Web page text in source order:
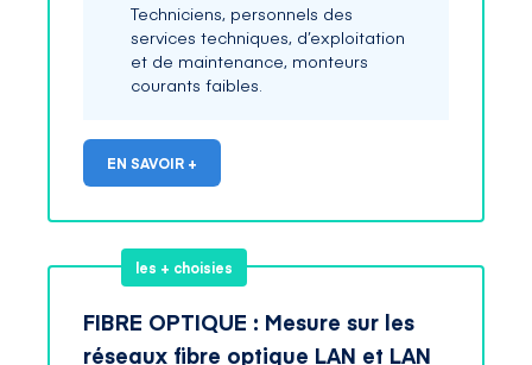
Techniciens, personnels des
services techniques, d’exploitation
et de maintenance, monteurs
courants faibles.
EN SAVOIR +
les + choisies
FIBRE OPTIQUE : Mesure sur les
réseaux fibre optique LAN et LAN